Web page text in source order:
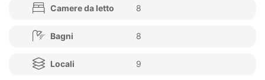
Camere da letto 8
Bagni 8
Locali 9